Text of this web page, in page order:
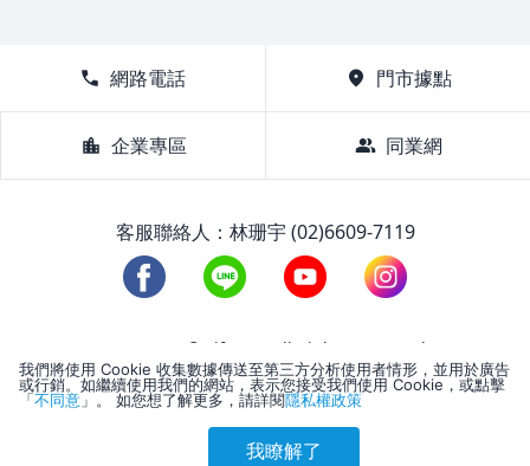
call 網路電話 location_on 門市據點
location_city 企業專區 group 同業網
客服聯絡人：林珊宇 (02)6609-7119
1988-2026 © Lifetour All Rights Reserved.
我們將使用 Cookie 收集數據傳送至第三方分析使用者情形，並用於廣告
或行銷。如繼續使用我們的網站，表示您接受我們使用 Cookie，或點擊
「不同意 」。 如您想了解更多，請詳閱隱私權政策
我瞭解了